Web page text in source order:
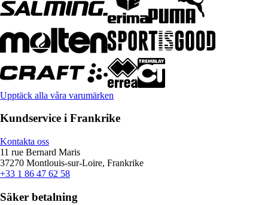
Upptäck alla våra varumärken
Kundservice i Frankrike
Kontakta oss
11 rue Bernard Maris
37270 Montlouis-sur-Loire, Frankrike
+33 1 86 47 62 58
Säker betalning